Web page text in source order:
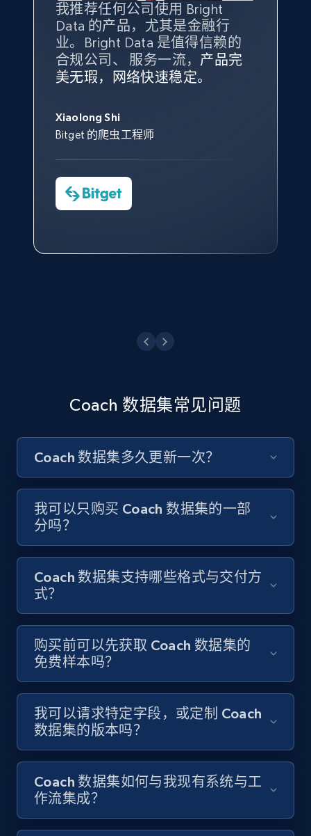
我推荐任何公司使用 Bright
Data 的产品，尤其是金融行
业。Bright Data 是值得信赖的
合规公司、 服务一流， 产品完
美无瑕，网络快速稳定。
Xiaolong Shi
Bitget 的爬虫工程师
Bright Data 拥有自有代理基础
设施，助您持续获取网络数据。
帮助您轻松绕过烦人的验证码
（CAPTCHA）。
数据科学专家
根据我的使用体验，Bright Data
的服务价值不可估量。Bright
共网络数据以满足需求，并通过
其支持团队和开发团队，让我们
Charmagne Cruz
—— Shopee Philippines Inc. 报告与分析、
最重要的是拥有质量 最好、
最多的数据，而这正是 Bright
Data 和 tgndata 发挥作用的地
方。
tgndata 的首席执行官 (CEO)
我们对 Bright Data 的可靠性印
象深刻，对整体服务也非常满
沟通，他的协助对我们非常有帮
助。
Convert Group 的 CTO
我们对与 Bright Data 的合作感
到非常满意。各方面都很不错，
服务和支持团队也非常认可。
Coach 数据集常见问题
Coach 数据集多久更新一次？
我可以只购买 Coach 数据集的一部
分吗？
Coach 数据集支持哪些格式与交付方
式？
购买前可以先获取 Coach 数据集的
免费样本吗？
我可以请求特定字段，或定制 Coach
数据集的版本吗？
Coach 数据集如何与我现有系统与工
作流集成？